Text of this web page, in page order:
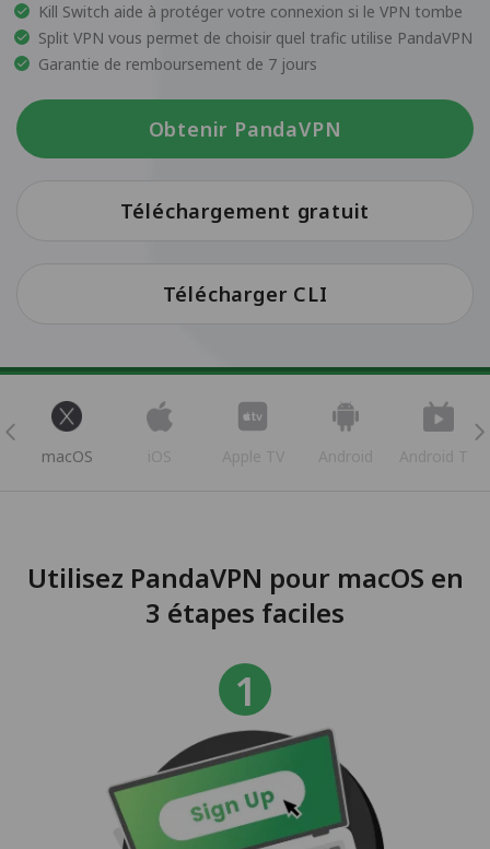
Kill Switch aide à protéger votre connexion si le VPN tombe
Split VPN vous permet de choisir quel trafic utilise PandaVPN
Garantie de remboursement de 7 jours
Obtenir PandaVPN
Téléchargement gratuit
Télécharger CLI
macOS iOS Apple TV Android Android TV
Utilisez PandaVPN pour macOS en
3 étapes faciles